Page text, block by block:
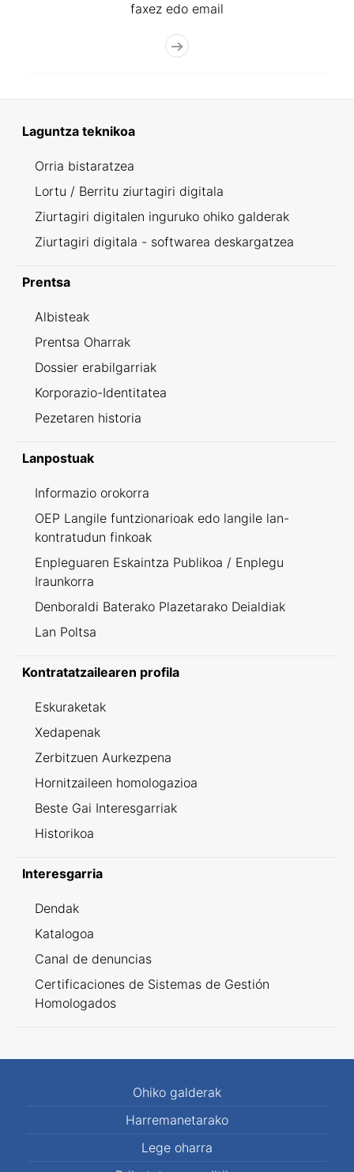
faxez edo email
Laguntza teknikoa
Orria bistaratzea
Lortu / Berritu ziurtagiri digitala
Ziurtagiri digitalen inguruko ohiko galderak
Ziurtagiri digitala - softwarea deskargatzea
Prentsa
Albisteak
Prentsa Oharrak
Dossier erabilgarriak
Korporazio-Identitatea
Pezetaren historia
Lanpostuak
Informazio orokorra
OEP Langile funtzionarioak edo langile lan-
kontratudun finkoak
Enpleguaren Eskaintza Publikoa / Enplegu
Iraunkorra
Denboraldi Baterako Plazetarako Deialdiak
Lan Poltsa
Kontratatzailearen profila
Eskuraketak
Xedapenak
Zerbitzuen Aurkezpena
Hornitzaileen homologazioa
Beste Gai Interesgarriak
Historikoa
Interesgarria
Dendak
Katalogoa
Canal de denuncias
Certificaciones de Sistemas de Gestión
Homologados
Ohiko galderak
Harremanetarako
Lege oharra